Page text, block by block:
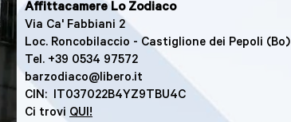
Affittacamere Lo Zodiaco
Via Ca' Fabbiani 2
Loc. Roncobilaccio - Castiglione dei Pepoli (Bo)
Tel. +39 0534 97572
barzodiaco@libero.it
CIN: IT037022B4YZ9TBU4C
Ci trovi QUI!